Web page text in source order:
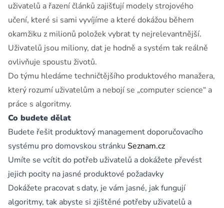
uživatelů a řazení článků zajišťují modely strojového
učení, které si sami vyvíjíme a které dokážou během
okamžiku z milionů položek vybrat ty nejrelevantnější.
Uživatelů jsou miliony, dat je hodně a systém tak reálně
ovlivňuje spoustu životů.
Do týmu hledáme techničtějšího produktového manažera,
který rozumí uživatelům a nebojí se „computer science“ a
práce s algoritmy.
Co budete dělat
Budete řešit produktový management doporučovacího
systému pro domovskou stránku Seznam.cz
Umíte se vcítit do potřeb uživatelů a dokážete převést
jejich pocity na jasné produktové požadavky
Dokážete pracovat s daty, je vám jasné, jak fungují
algoritmy, tak abyste si zjištěné potřeby uživatelů a